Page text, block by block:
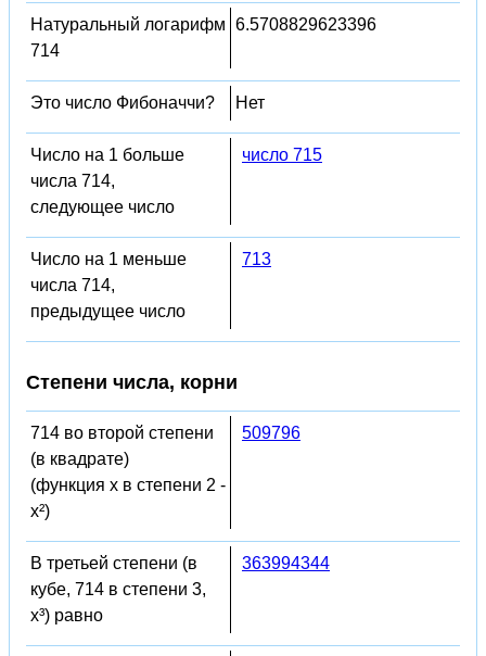
Натуральный логарифм
714
6.5708829623396
Это число Фибоначчи? Нет
Число на 1 больше
числа 714,
следующее число
число 715
Число на 1 меньше
числа 714,
предыдущее число
713
Степени числа, корни
714 во второй степени
(в квадрате)
(функция x в степени 2 -
x²)
509796
В третьей степени (в
кубе, 714 в степени 3,
x³) равно
363994344